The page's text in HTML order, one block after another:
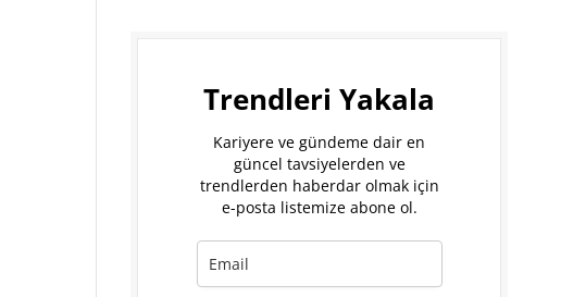
Trendleri Yakala
Kariyere ve gündeme dair en
güncel tavsiyelerden ve
trendlerden haberdar olmak için
e-posta listemize abone ol.